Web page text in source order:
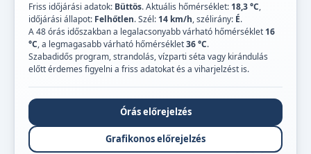
Friss időjárási adatok: Büttös. Aktuális hőmérséklet: 18,3 °C,
időjárási állapot: Felhőtlen. Szél: 14 km/h, szélirány: É.
A 48 órás időszakban a legalacsonyabb várható hőmérséklet 16
°C, a legmagasabb várható hőmérséklet36 °C.
Szabadidős program, strandolás, vízparti séta vagy kirándulás
előtt érdemes figyelni a friss adatokat és a viharjelzést is.
Órás előrejelzés
Grafikonos előrejelzés